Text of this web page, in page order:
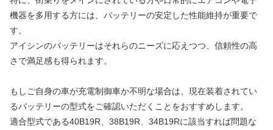
機器を多用する方には、バッテリーの安定した性能維持が重要で
す。
アイシンのバッテリーはそれらのニーズに応えつつ、信頼性の高
さで満足感も得られます。
もしご自身の車が充電制御車か不明な場合は、現在装着されてい
るバッテリーの型式をご確認いただくことをおすすめします。
適合型式である40B19R、38B19R、34B19Rに該当すれば問題な